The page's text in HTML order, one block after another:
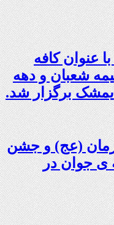
عنوان کافه
شعبان و دهه
برگزار شد.
(عج) و جشن
ی جوان در